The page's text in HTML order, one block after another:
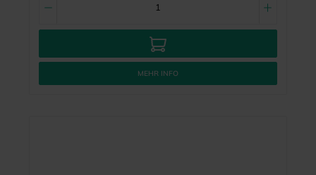
MEHR INFO